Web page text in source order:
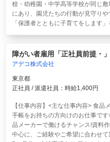
校・幼稚園・中学高等学校が同じ
にあり、園児たちの行動が見守り
「保護者とともに子育てをします
障がい者雇用「正社員前提・
アデコ株式会社
東京都
正社員 / 派遣社員：時給1,400円
【仕事内容】<主な仕事内容> 食品
手帳をお持ちの方向けのお仕事で
品メーカーで働けるチャンス!資料
中心に、ご経験やご希望に合わせ